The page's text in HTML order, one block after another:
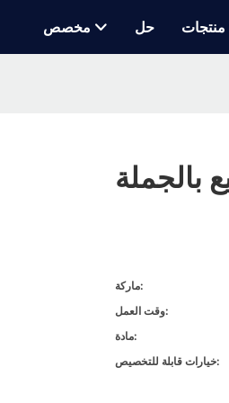
مخصص حل منتجات
ماركة:
وقت العمل:
مادة:
خيارات قابلة للتخصيص: